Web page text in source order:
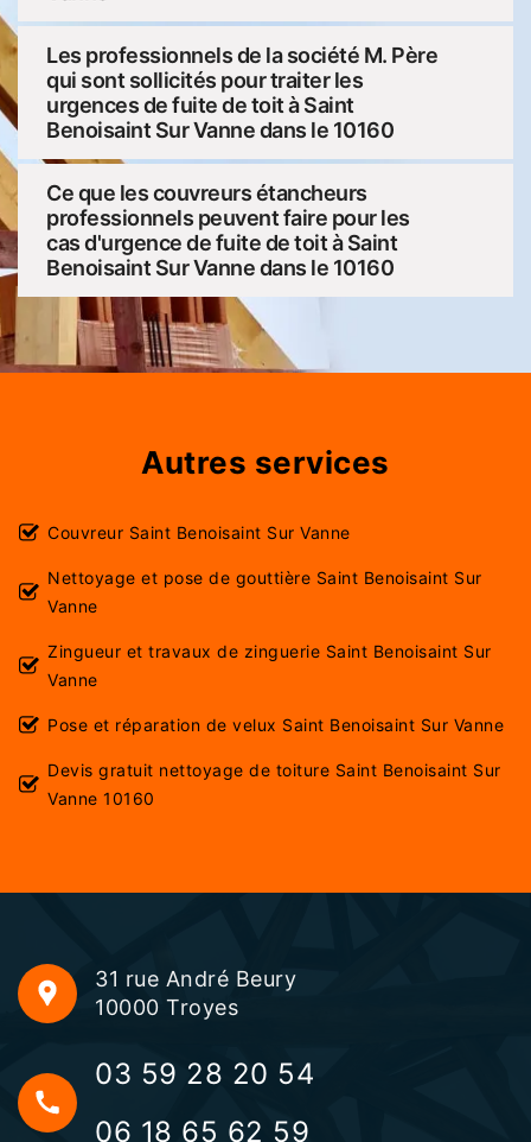
Les professionnels de la société M. Père
qui sont sollicités pour traiter les
urgences de fuite de toit à Saint
Benoisaint Sur Vanne dans le 10160
Ce que les couvreurs étancheurs
professionnels peuvent faire pour les
cas d'urgence de fuite de toit à Saint
Benoisaint Sur Vanne dans le 10160
Autres services
Couvreur Saint Benoisaint Sur Vanne
Nettoyage et pose de gouttière Saint Benoisaint Sur
Vanne
Zingueur et travaux de zinguerie Saint Benoisaint Sur
Vanne
Pose et réparation de velux Saint Benoisaint Sur Vanne
Devis gratuit nettoyage de toiture Saint Benoisaint Sur
Vanne 10160
31 rue André Beury
10000 Troyes
03 59 28 20 54
06 18 65 62 59